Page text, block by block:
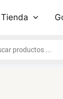
Tienda